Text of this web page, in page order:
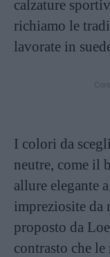
calzature
richiamo le
lavorate in
I colori da
neutre, come il
allure elegante
impreziosite
proposto da
contrasto che